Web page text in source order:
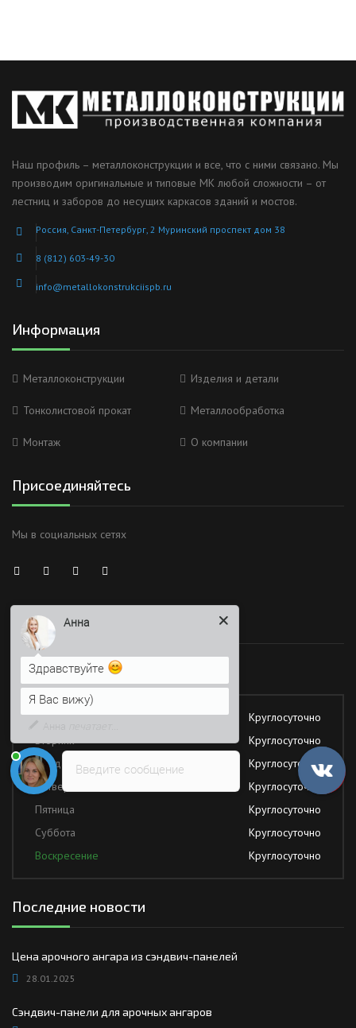
Наш профиль – металлоконструкции и все, что с ними связано. Мы
производим оригинальные и типовые МК любой сложности – от
лестниц и заборов до несущих каркасов зданий и мостов.
Россия, Санкт-Петербург, 2 Муринский проспект дом 38
8 (812) 603-49-30
info@metallokonstrukciispb.ru
Информация
Металлоконструкции Изделия и детали
Тонколистовой прокат Металлообработка
Монтаж О компании
Присоединяйтесь
Мы в социальных сетях
Время работы
Работаем без обеда и выходных
Понедельник
Круглосуточно
Вторник
Круглосуточно
Среда
Круглосуточно
Четверг
Круглосуточно
Пятница
Круглосуточно
Суббота
Круглосуточно
Воскресение
Круглосуточно
Последние новости
Цена арочного ангара из сэндвич-панелей
28.01.2025
Сэндвич-панели для арочных ангаров
Введите сообщение
Анна
Здравствуйте
Я Вас вижу)
Напишите сюда свой вопрос.
Возможно, его решение будет
быстрее